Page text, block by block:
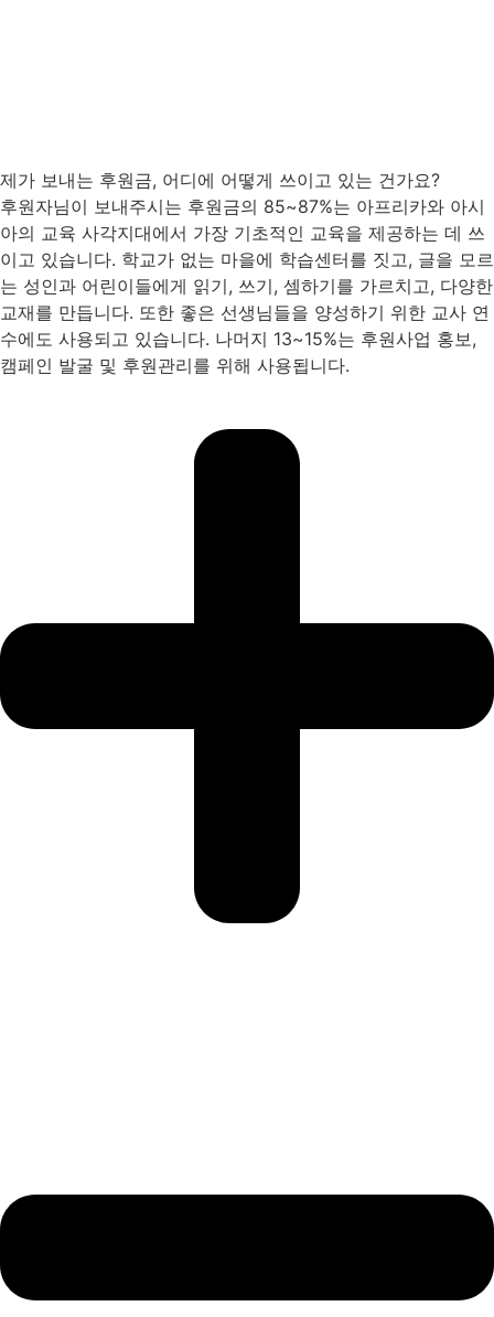
제가 보내는 후원금, 어디에 어떻게 쓰이고 있는 건가요?
후원자님이 보내주시는 후원금의 85~87%는 아프리카와 아시
아의 교육 사각지대에서 가장 기초적인 교육을 제공하는 데 쓰
이고 있습니다. 학교가 없는 마을에 학습센터를 짓고, 글을 모르
는 성인과 어린이들에게 읽기, 쓰기, 셈하기를 가르치고, 다양한
교재를 만듭니다. 또한 좋은 선생님들을 양성하기 위한 교사 연
수에도 사용되고 있습니다. 나머지 13~15%는 후원사업 홍보,
캠페인 발굴 및 후원관리를 위해 사용됩니다.